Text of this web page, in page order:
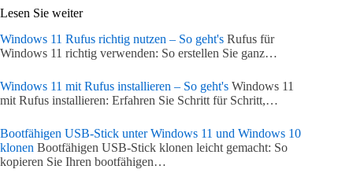
Lesen Sie weiter
Windows 11 Rufus richtig nutzen – So geht's Rufus für
Windows 11 richtig verwenden: So erstellen Sie ganz…
Windows 11 mit Rufus installieren – So geht's Windows 11
mit Rufus installieren: Erfahren Sie Schritt für Schritt,…
Bootfähigen USB-Stick unter Windows 11 und Windows 10
klonen Bootfähigen USB-Stick klonen leicht gemacht: So
kopieren Sie Ihren bootfähigen…